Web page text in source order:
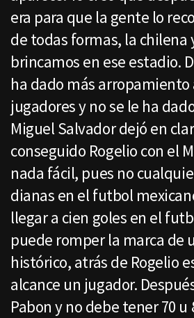
era para que la gente lo
de todas formas, la chilena
brincamos en ese estadio.
ha dado más arropamiento
jugadores y no se le ha
Miguel Salvador dejó en
conseguido Rogelio con el
nada fácil, pues no
dianas en el futbol
llegar a cien goles en el
puede romper la marca de
histórico, atrás de Rogelio
alcance un jugador.
Pabon y no debe tener 70 u